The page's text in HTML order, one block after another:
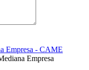
Empresa